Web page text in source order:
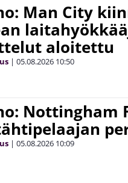
Man City
aloitettu
| 05.08.2026 10:50
Nottingham
| 05.08.2026 10:09